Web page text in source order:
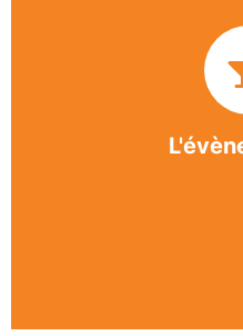
BASE apporte des
originales dans
festivals,